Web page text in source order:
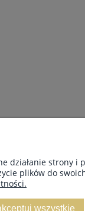
strony
plików do
wszystkie